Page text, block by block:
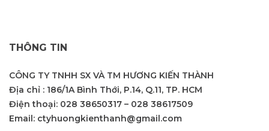
THÔNG TIN
CÔNG TY TNHH SX VÀ TM HƯƠNG KIẾN THÀNH
Địa chỉ : 186/1A Bình Thới, P.14, Q.11, TP. HCM
Điện thoại: 028 38650317 – 028 38617509
Email: ctyhuongkienthanh@gmail.com